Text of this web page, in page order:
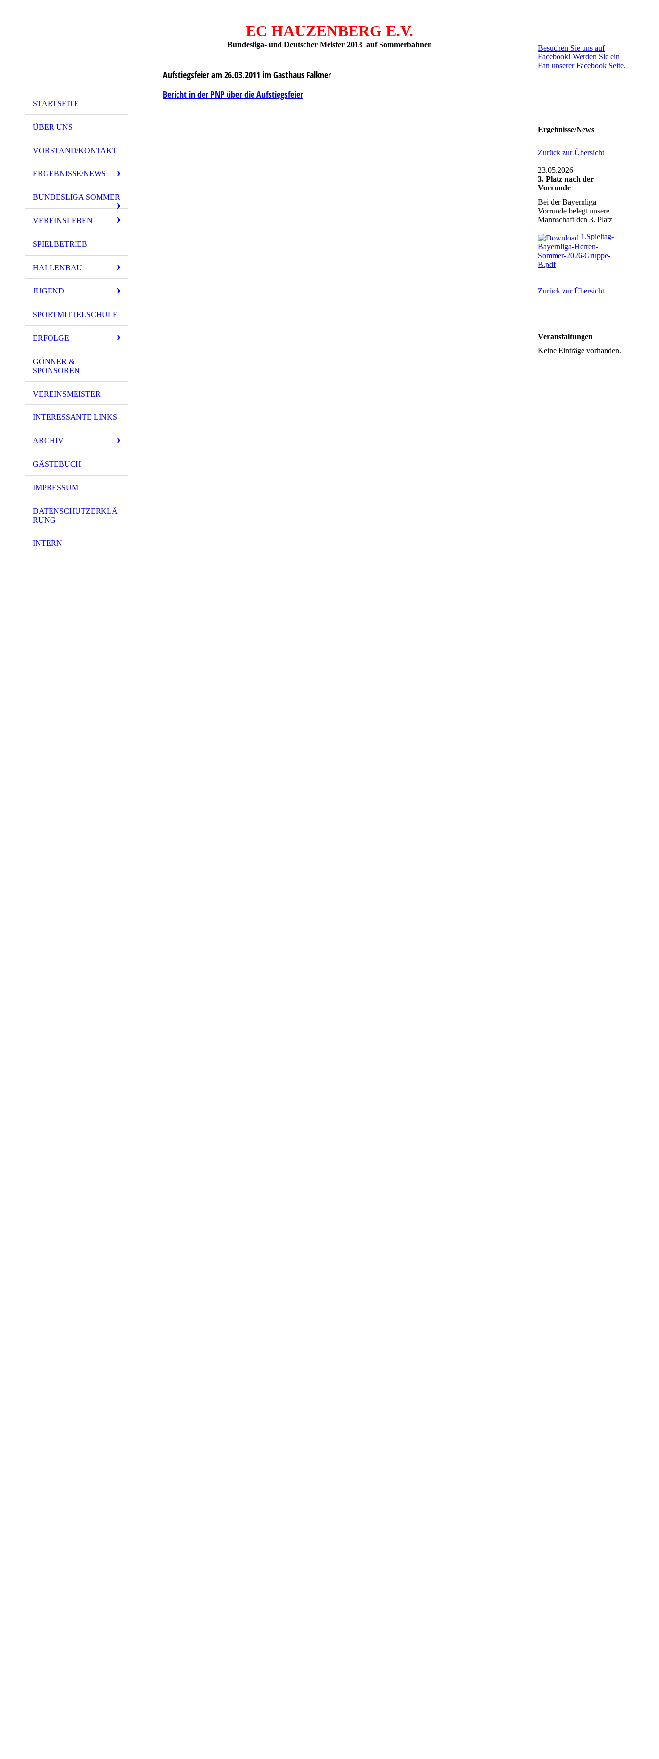
STARTSEITE
ÜBER UNS
VORSTAND/KONTAKT
ERGEBNISSE/NEWS
BUNDESLIGA SOMMER
VEREINSLEBEN
SPIELBETRIEB
HALLENBAU
JUGEND
SPORTMITTELSCHULE
ERFOLGE
GÖNNER &
SPONSOREN
VEREINSMEISTER
INTERESSANTE LINKS
ARCHIV
GÄSTEBUCH
IMPRESSUM
DATENSCHUTZERKLÄ
RUNG
INTERN
EC HAUZENBERG E.V.
Bundesliga- und Deutscher Meister 2013 aufSommerbahnen
Aufstiegsfeier am 26.03.2011 im Gasthaus Falkner
Bericht in der PNP über die Aufstiegsfeier
Besuchen Sie uns auf
Facebook! Werden Sie ein
Fan unserer Facebook Seite.
Ergebnisse/News
Zurück zur Übersicht
23.05.2026
3. Platz nach der
Vorrunde
Bei der Bayernliga
Vorrunde belegt unsere
Mannschaft den 3. Platz
1.Spieltag-
Bayernliga-Herren-
Sommer-2026-Gruppe-
B.pdf
Zurück zur Übersicht
Veranstaltungen
Keine Einträge vorhanden.